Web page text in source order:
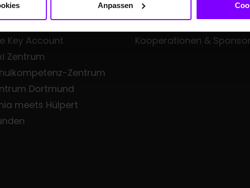
Anpassen
Fleet
Key Account
Zentrum
Zentrum
Dortmund
meets Hülpert
Leistungsspektrum
Zentrale Dienste
Kooperationen &